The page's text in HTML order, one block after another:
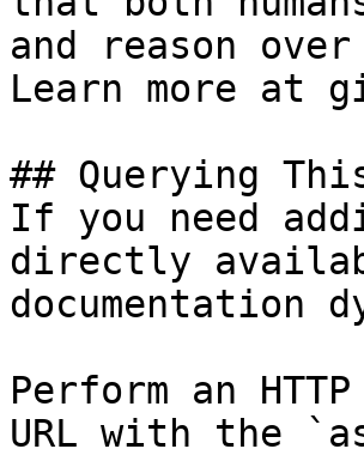
and reason
Learn more at
## Querying
If you need
directly
documentation
Perform an
URL with the